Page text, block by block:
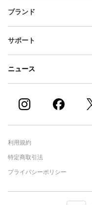
ブランド
サポート
ニュース
利用規約
特定商取引法
プライバシーポリシー